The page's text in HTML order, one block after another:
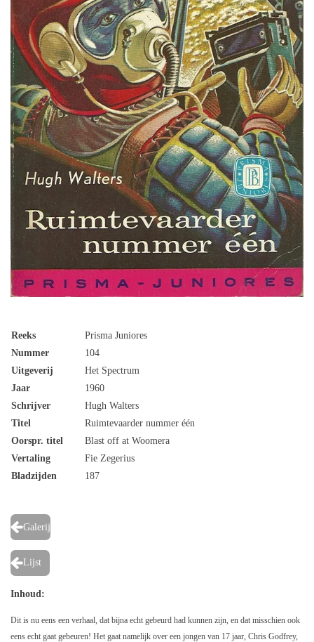
Reeks
Prisma Juniores
Nummer
104
Uitgeverij
Het Spectrum
Jaar
1960
Schrijver
Hugh Walters
Titel
Ruimtevaarder nummer één
Oorspr. titel
Blast off at Woomera
Vertaling
Fie Zegerius
Bladzijden
187
Galerij
Lijst
Inhoud:
Dit is nu eens een verhaal, dat bijna echt gebeurd had kunnen zijn, en dat misschien ook
eens echt gaat gebeuren! Het gaat namelijk over een jongen van 17 jaar, Chris Godfrey,